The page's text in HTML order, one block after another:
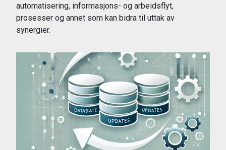
automatisering, informasjons- og arbeidsflyt,
prosesser og annet som kan bidra til uttak av
synergier.